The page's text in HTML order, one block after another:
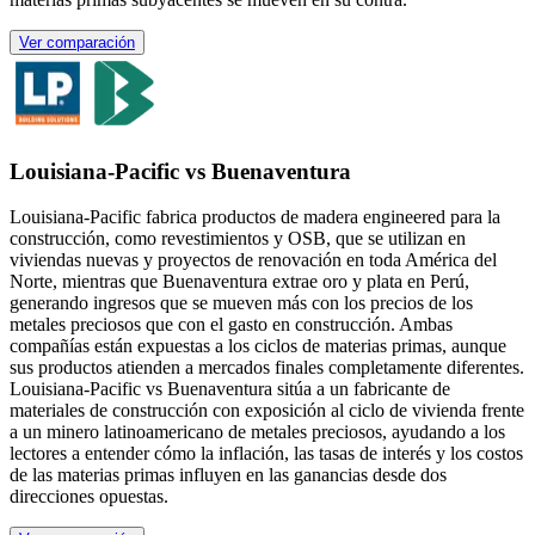
Ver comparación
Louisiana-Pacific vs Buenaventura
Louisiana-Pacific fabrica productos de madera engineered para la
construcción, como revestimientos y OSB, que se utilizan en
viviendas nuevas y proyectos de renovación en toda América del
Norte, mientras que Buenaventura extrae oro y plata en Perú,
generando ingresos que se mueven más con los precios de los
metales preciosos que con el gasto en construcción. Ambas
compañías están expuestas a los ciclos de materias primas, aunque
sus productos atienden a mercados finales completamente diferentes.
Louisiana-Pacific vs Buenaventura sitúa a un fabricante de
materiales de construcción con exposición al ciclo de vivienda frente
a un minero latinoamericano de metales preciosos, ayudando a los
lectores a entender cómo la inflación, las tasas de interés y los costos
de las materias primas influyen en las ganancias desde dos
direcciones opuestas.